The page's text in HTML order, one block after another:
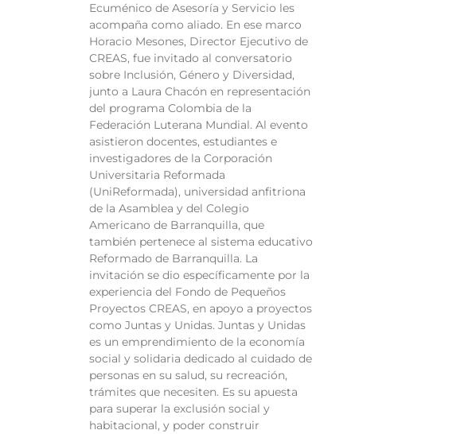
Ecuménico de Asesoría y Servicio les
acompaña como aliado. En ese marco
Horacio Mesones, Director Ejecutivo de
CREAS, fue invitado al conversatorio
sobre Inclusión, Género y Diversidad,
junto a Laura Chacón en representación
del programa Colombia de la
Federación Luterana Mundial. Al evento
asistieron docentes, estudiantes e
investigadores de la Corporación
Universitaria Reformada
(UniReformada), universidad anfitriona
de la Asamblea y del Colegio
Americano de Barranquilla, que
también pertenece al sistema educativo
Reformado de Barranquilla. La
invitación se dio específicamente por la
experiencia del Fondo de Pequeños
Proyectos CREAS, en apoyo a proyectos
como Juntas y Unidas. Juntas y Unidas
es un emprendimiento de la economía
social y solidaria dedicado al cuidado de
personas en su salud, su recreación,
trámites que necesiten. Es su apuesta
para superar la exclusión social y
habitacional, y poder construir